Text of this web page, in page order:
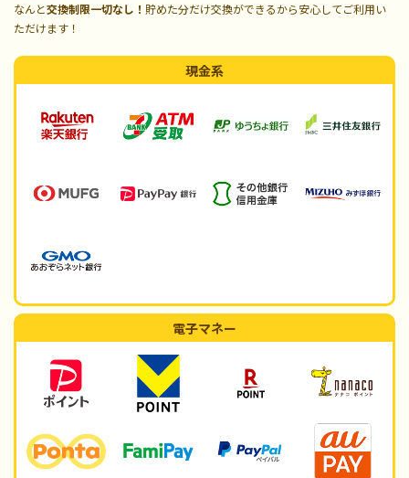
なんと交換制限一切なし！ 貯めた分だけ交換ができるから安心してご利用い
ただけます！
現金系
電子マネー